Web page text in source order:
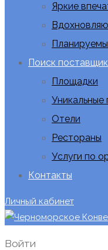
Яркие
Поиск
Площадки
Отели
Рестораны
Услуги по
Контакты
Личный кабинет
Войти